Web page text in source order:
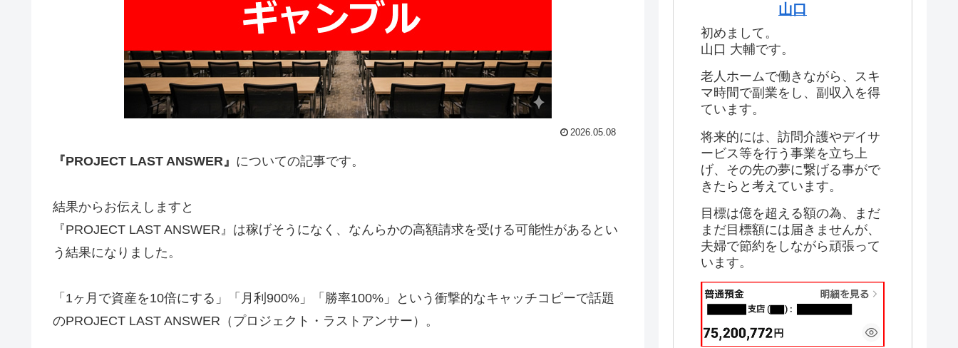
2026.05.08
『PROJECT LAST ANSWER』 についての記事です。
結果からお伝えしますと
『PROJECT LAST ANSWER』は稼げそうになく、なんらかの高額請求を受ける可能性がある とい
う結果になりました。
「1ヶ月で資産を10倍にする」「月利900%」「勝率100%」という衝撃的なキャッチコピーで話題
のPROJECT LAST ANSWER（プロジェクト・ラストアンサー）。
山口
初めまして。
山口 大輔です。
老人ホームで働きながら、スキ
マ時間で副業をし、副収入を得
ています。
将来的には、訪問介護やデイサ
ービス等を行う事業を立ち上
げ、その先の夢に繋げる事がで
きたらと考えています。
目標は億を超える額の為、まだ
まだ目標額には届きませんが、
夫婦で節約をしながら頑張って
います。